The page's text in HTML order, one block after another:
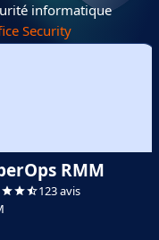
informatique
Security
RMM
123 avis